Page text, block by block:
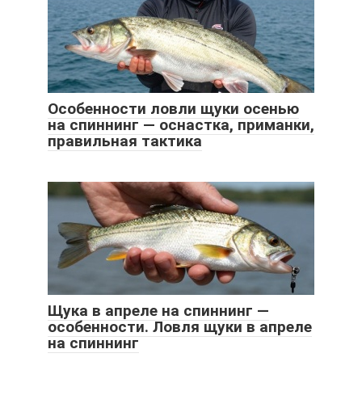
Особенности ловли щуки осенью
на спиннинг — оснастка, приманки,
правильная тактика
Щука в апреле на спиннинг —
особенности. Ловля щуки в апреле
на спиннинг